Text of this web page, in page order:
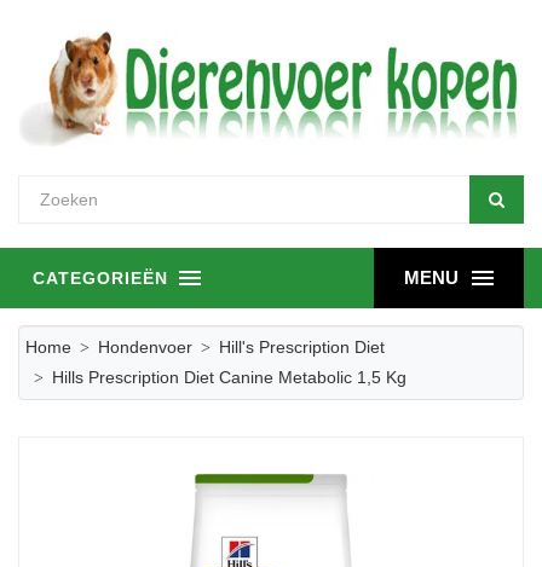
MENU
CATEGORIEËN
Home Hondenvoer
Hill's Prescription Diet
Hills Prescription Diet Canine Metabolic 1,5 Kg